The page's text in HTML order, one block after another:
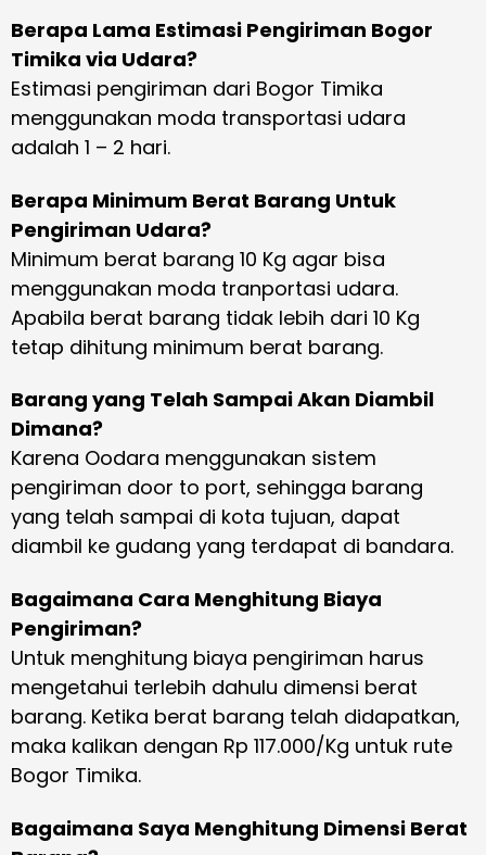
Berapa Lama Estimasi Pengiriman Bogor
Timika via Udara?
Estimasi pengiriman dari Bogor Timika
menggunakan moda transportasi udara
adalah 1 – 2 hari.
Berapa Minimum Berat Barang Untuk
Pengiriman Udara?
Minimum berat barang 10 Kg agar bisa
menggunakan moda tranportasi udara.
Apabila berat barang tidak lebih dari 10 Kg
tetap dihitung minimum berat barang.
Barang yang Telah Sampai Akan Diambil
Dimana?
Karena Oodara menggunakan sistem
pengiriman door to port, sehingga barang
yang telah sampai di kota tujuan, dapat
diambil ke gudang yang terdapat di bandara.
Bagaimana Cara Menghitung Biaya
Pengiriman?
Untuk menghitung biaya pengiriman harus
mengetahui terlebih dahulu dimensi berat
barang. Ketika berat barang telah didapatkan,
maka kalikan dengan Rp 117.000/Kg untuk rute
Bogor Timika.
Bagaimana Saya Menghitung Dimensi Berat